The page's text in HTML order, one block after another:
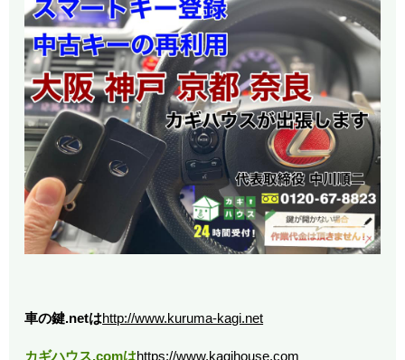
車の鍵.netはhttp://www.kuruma-kagi.net
カギハウス.comはhttps://www.kagihouse.com